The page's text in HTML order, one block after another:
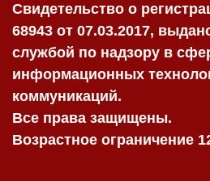
Свидетельство о
68943 от 07.03.2017,
службой по надзору в
информационных
коммуникаций.
Все права защищены.
Возрастное ограничение